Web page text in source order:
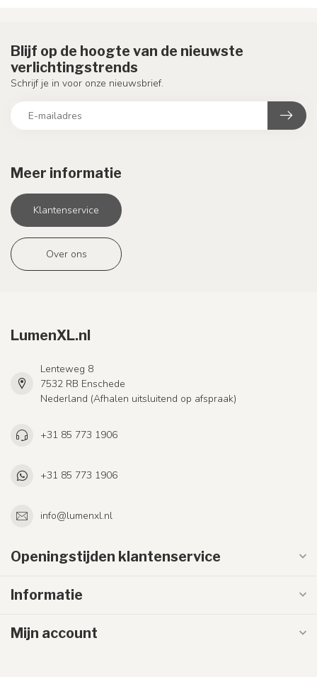
Meer informatie
Klantenservice
Over ons
Blijf op de hoogte van de nieuwste
verlichtingstrends
Schrijf je in voor onze nieuwsbrief.
LumenXL.nl
Lenteweg 8
7532 RB Enschede
Nederland (Afhalen uitsluitend op afspraak)
+31 85 773 1906
+31 85 773 1906
info@lumenxl.nl
Openingstijden klantenservice
Informatie
Mijn account